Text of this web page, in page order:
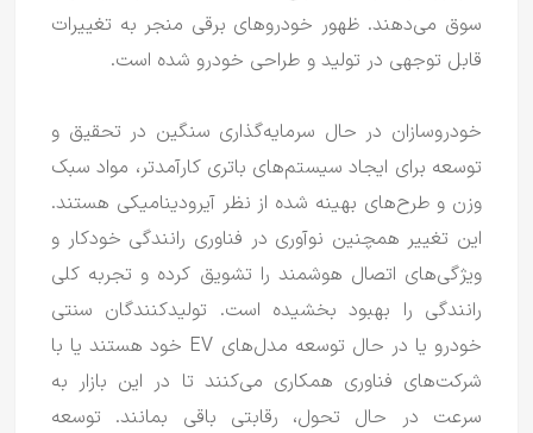
سوق می‌دهند. ظهور خودروهای برقی منجر به تغییرات
قابل توجهی در تولید و طراحی خودرو شده است.
خودروسازان در حال سرمایه‌گذاری سنگین در تحقیق و
توسعه برای ایجاد سیستم‌های باتری کارآمدتر، مواد سبک
وزن و طرح‌های بهینه شده از نظر آیرودینامیکی هستند.
این تغییر همچنین نوآوری در فناوری رانندگی خودکار و
ویژگی‌های اتصال هوشمند را تشویق کرده و تجربه کلی
رانندگی را بهبود بخشیده است. تولیدکنندگان سنتی
خودرو یا در حال توسعه مدل‌های EV خود هستند یا با
شرکت‌های فناوری همکاری می‌کنند تا در این بازار به
سرعت در حال تحول، رقابتی باقی بمانند. توسعه